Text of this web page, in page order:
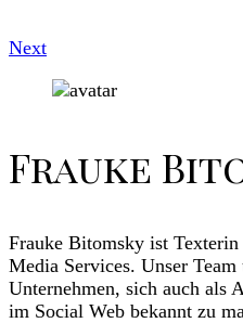
Next
Frauke
Frauke Bitomsky ist
Media Services. Unser
Unternehmen, sich auch als
im Social Web bekannt zu